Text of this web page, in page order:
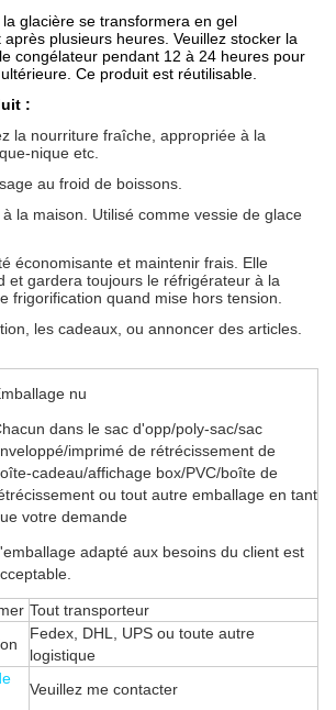
glacière se transformera en gel
plusieurs heures. Veuillez stocker la
congélateur pendant 12 à 24 heures pour
Ce produit est réutilisable.
:
la nourriture fraîche, appropriée à la
nique etc.
au froid de boissons.
la maison. Utilisé comme vessie de glace
économisante et maintenir frais. Elle
et gardera toujours le réfrigérateur à la
frigorification quand mise hors tension.
les cadeaux, ou annoncer des articles.
nu
dans le sac d'opp/poly-sac/sac
imprimé de rétrécissement de
cadeau/affichage box/PVC/boîte de
ou tout autre emballage en tant
votre demande
adapté aux besoins du client est
Tout transporteur
Fedex, DHL, UPS ou toute autre
logistique
Veuillez me contacter